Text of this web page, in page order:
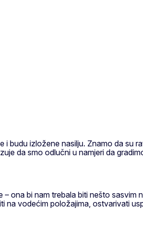
budu izložene nasilju. Znamo da su
da smo odlučni u namjeri da
ona bi nam trebala biti nešto sasvim
vodećim položajima, ostvarivati